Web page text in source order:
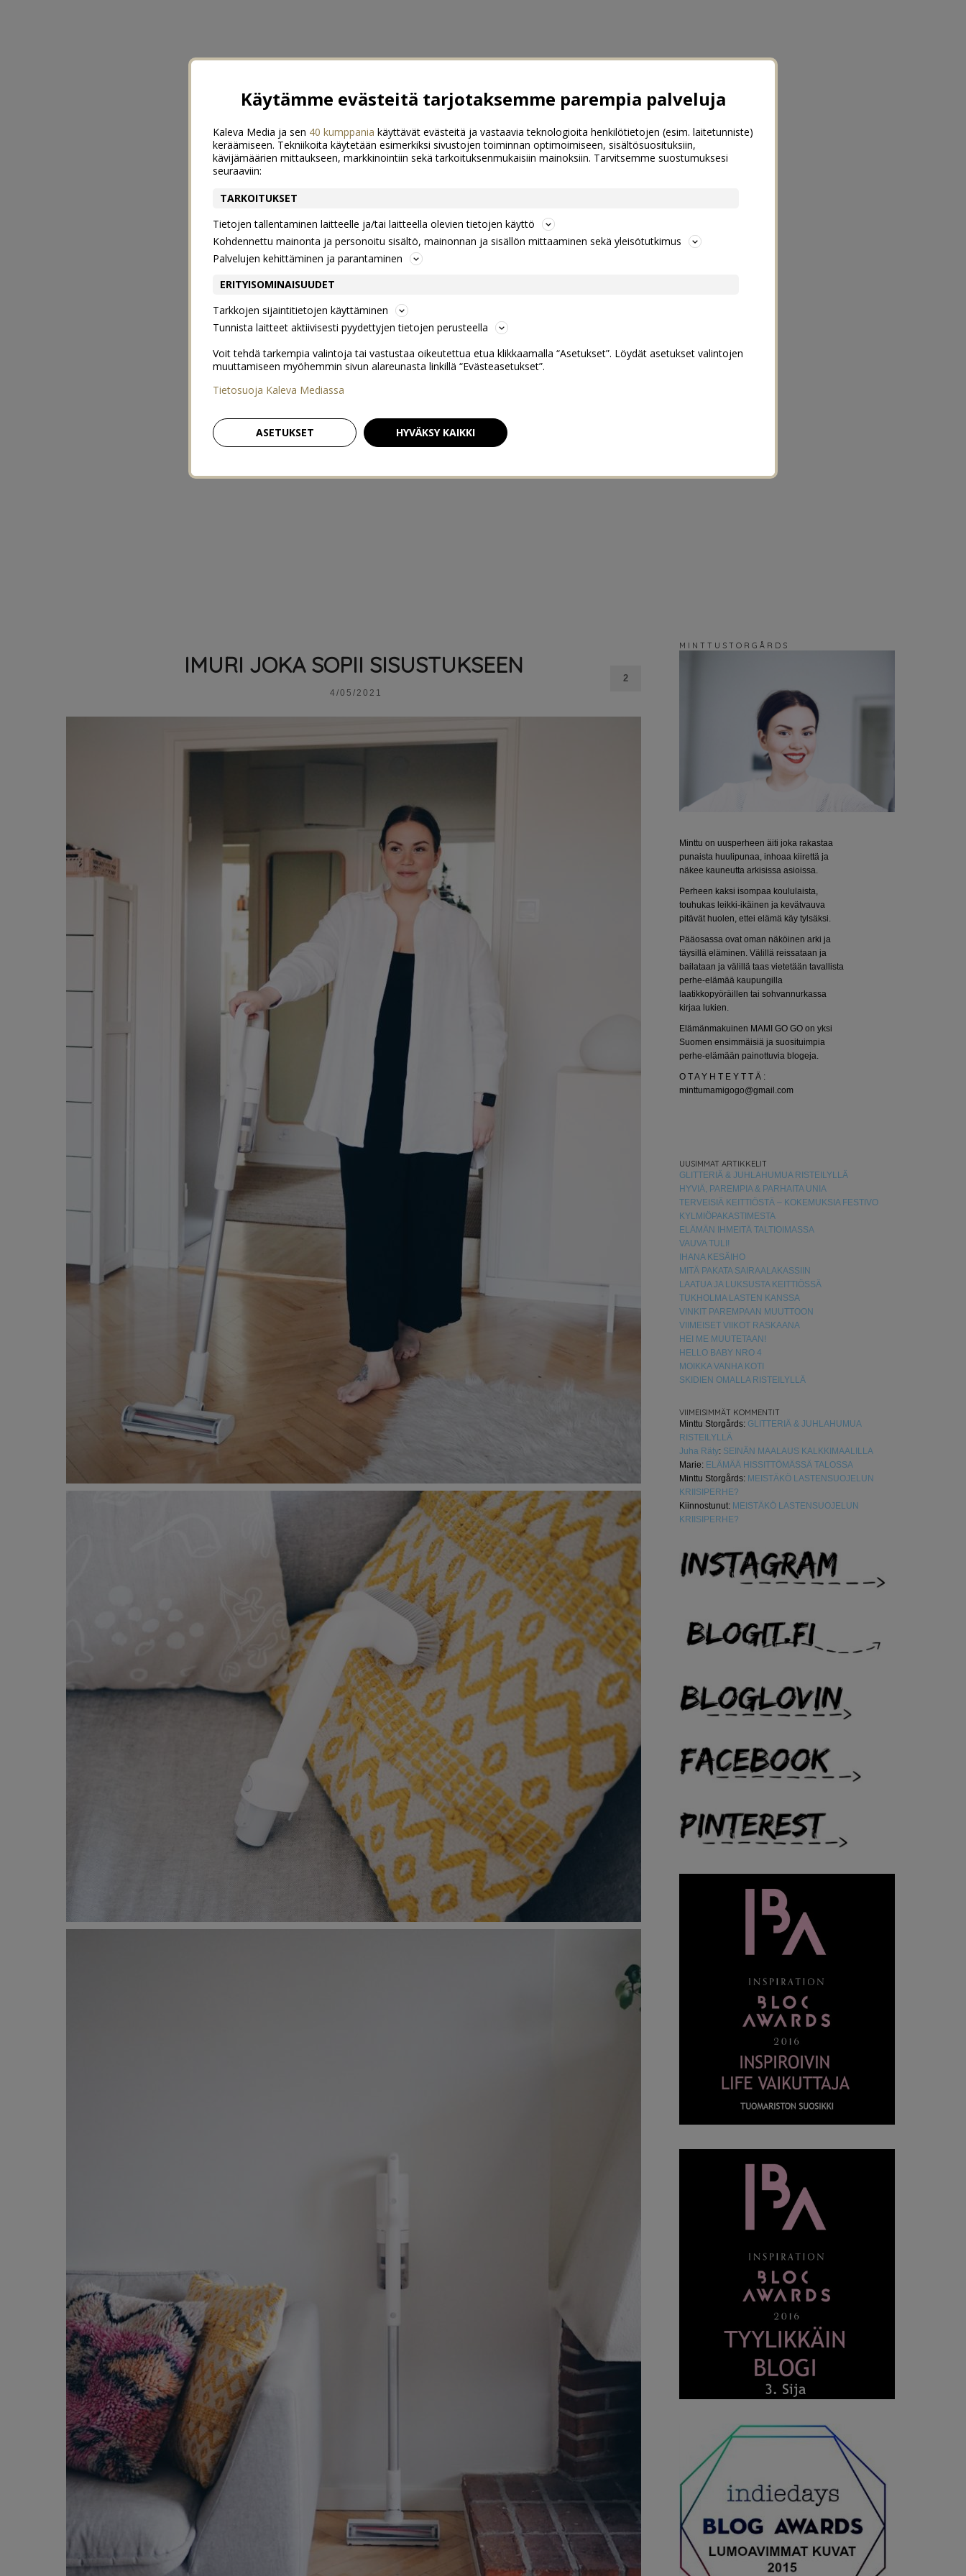
IMURI JOKA SOPII SISUSTUKSEEN
4/05/2021
2
M I N T T U S T O R G Å R D S
Minttu on uusperheen äiti joka rakastaa
punaista huulipunaa, inhoaa kiirettä ja
näkee kauneutta arkisissa asioissa.
Perheen kaksi isompaa koululaista,
touhukas leikki-ikäinen ja kevätvauva
pitävät huolen, ettei elämä käy tylsäksi.
Pääosassa ovat oman näköinen arki ja
täysillä eläminen. Välillä reissataan ja
bailataan ja välillä taas vietetään tavallista
perhe-elämää kaupungilla
laatikkopyöräillen tai sohvannurkassa
kirjaa lukien.
Elämänmakuinen MAMI GO GO on yksi
Suomen ensimmäisiä ja suosituimpia
perhe-elämään painottuvia blogeja.
O T A Y H T E Y T T Ä :
minttumamigogo@gmail.com
UUSIMMAT ARTIKKELIT
GLITTERIÄ & JUHLAHUMUA RISTEILYLLÄ
HYVIÄ, PAREMPIA & PARHAITA UNIA
TERVEISIÄ KEITTIÖSTÄ – KOKEMUKSIA FESTIVO
KYLMIÖPAKASTIMESTA
ELÄMÄN IHMEITÄ TALTIOIMASSA
VAUVA TULI!
IHANA KESÄIHO
MITÄ PAKATA SAIRAALAKASSIIN
LAATUA JA LUKSUSTA KEITTIÖSSÄ
TUKHOLMA LASTEN KANSSA
VINKIT PAREMPAAN MUUTTOON
VIIMEISET VIIKOT RASKAANA
HEI ME MUUTETAAN!
HELLO BABY NRO 4
MOIKKA VANHA KOTI
SKIDIEN OMALLA RISTEILYLLÄ
VIIMEISIMMÄT KOMMENTIT
Minttu Storgårds: GLITTERIÄ & JUHLAHUMUA
RISTEILYLLÄ
Juha Räty: SEINÄN MAALAUS KALKKIMAALILLA
Marie: ELÄMÄÄ HISSITTÖMÄSSÄ TALOSSA
Minttu Storgårds: MEISTÄKÖ LASTENSUOJELUN
KRIISIPERHE?
Kiinnostunut: MEISTÄKÖ LASTENSUOJELUN
KRIISIPERHE?
Käytämme evästeitä tarjotaksemme parempia palveluja
Kaleva Media ja sen 40 kumppania käyttävät evästeitä ja vastaavia teknologioita henkilötietojen (esim. laitetunniste)
keräämiseen. Tekniikoita käytetään esimerkiksi sivustojen toiminnan optimoimiseen, sisältösuosituksiin,
kävijämäärien mittaukseen, markkinointiin sekä tarkoituksenmukaisiin mainoksiin. Tarvitsemme suostumuksesi
seuraaviin:
TARKOITUKSET
Tietojen tallentaminen laitteelle ja/tai laitteella olevien tietojen käyttö
Kohdennettu mainonta ja personoitu sisältö, mainonnan ja sisällön mittaaminen sekä yleisötutkimus
Palvelujen kehittäminen ja parantaminen
ERITYISOMINAISUUDET
Tarkkojen sijaintitietojen käyttäminen
Tunnista laitteet aktiivisesti pyydettyjen tietojen perusteella
Voit tehdä tarkempia valintoja tai vastustaa oikeutettua etua klikkaamalla “Asetukset”. Löydät asetukset valintojen
muuttamiseen myöhemmin sivun alareunasta linkillä “Evästeasetukset”.
Tietosuoja Kaleva Mediassa
ASETUKSET HYVÄKSY KAIKKI